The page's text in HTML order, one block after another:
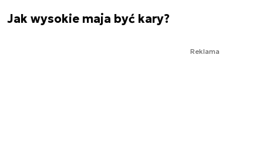
Jak wysokie maja być kary?
Reklama